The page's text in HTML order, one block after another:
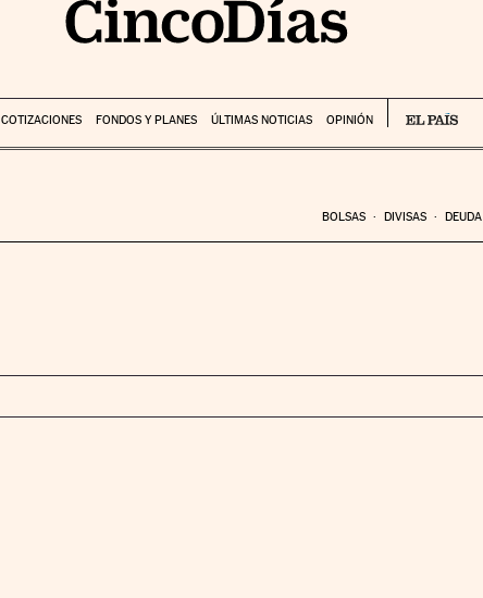
COTIZACIONES FONDOS Y PLANES ÚLTIMAS NOTICIAS OPINIÓN
BOLSAS DIVISAS DEUDA